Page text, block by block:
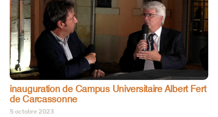
inauguration de Campus Universitaire Albert Fert
de Carcassonne
5 octobre 2023